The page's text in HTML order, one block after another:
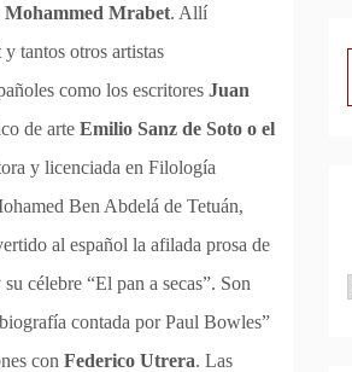
Mrabet. Allí
y tantos otros artistas
como los escritores Juan
de arte Emilio Sanz de Soto o el
y licenciada en Filología
Ben Abdelá de Tetuán,
al español la afilada prosa de
célebre “El pan a secas”. Son
contada por Paul Bowles”
con Federico Utrera. Las